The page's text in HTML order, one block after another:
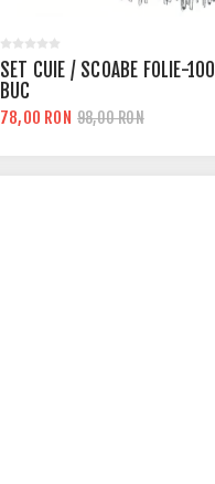
SET CUIE / SCOABE FOLIE-100
BUC
78,00 RON 98,00 RON